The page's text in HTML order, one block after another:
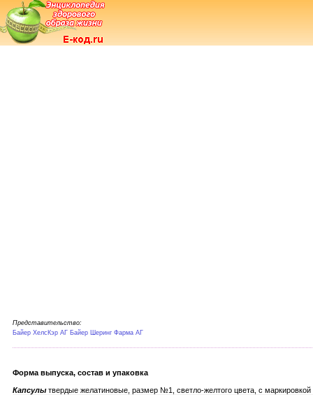
Представительство:
Байер ХелсКэр АГ Байер Шеринг Фарма АГ
Форма выпуска, состав и упаковка
Капсулытвердые желатиновые, размер №1, светло-желтого цвета, с